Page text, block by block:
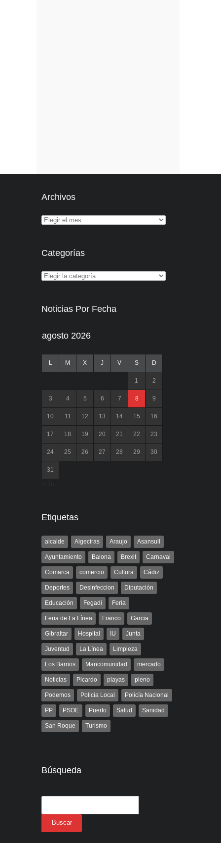
Archivos
Categorías
Noticias Por Fecha
agosto 2026
L M X J V S D
1 2
3 4 5 6 7 8 9
10 11 12 13 14 15 16
17 18 19 20 21 22 23
24 25 26 27 28 29 30
31
Etiquetas
alcalde Algeciras Araujo Asansull
Ayuntamiento Balona Brexit Carnaval
Comarca comercio Cultura Cádiz
Deportes Desinfeccion Diputación
Educación Fegadi Feria
Feria de La Línea Franco Garcia
Gibraltar Hospital IU Junta
Juventud La Línea Limpieza
Los Barrios Mancomunidad mercado
Noticias Picardo playas pleno
Podemos Policia Local Policía Nacional
PP PSOE Puerto Salud Sanidad
San Roque Turismo
Búsqueda